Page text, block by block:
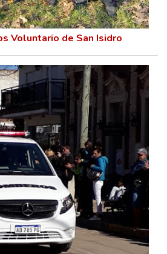
Voluntario de San Isidro